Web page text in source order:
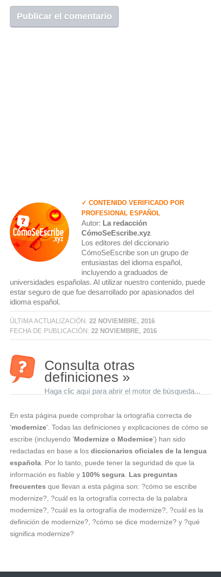
✓ CONTENIDO VERIFICADO POR
PROFESIONAL ESPAÑOL
Autor: La redacción
CómoSeEscribe.xyz
Los editores del diccionario
CómoSeEscribe son un grupo de
entusiastas del idioma español,
incluyendo a graduados de
universidades españolas. Al utilizar nuestro contenido, puede
estar seguro de que fue desarrollado por apasionados del
idioma español.
ÚLTIMA ACTUALIZACIÓN: 22 NOVIEMBRE, 2016
FECHA DE PUBLICACIÓN: 22 NOVIEMBRE, 2016
Consulta otras
definiciones »
Haga clic aquí para abrir el motor de búsqueda...
En esta página puede comprobar la ortografía correcta de
'modernize'. Todas las definiciones y explicaciones de cómo se
escribe (incluyendo 'Modernize o Modernice') han sido
redactadas en base a los diccionarios oficiales de la lengua
española . Por lo tanto, puede tener la seguridad de que la
información es fiable y 100% segura Las preguntas
frecuentes que llevan a esta página son: ?cómo se escribe
modernize?, ?cuál es la ortografía correcta de la palabra
modernize?, ?cuál es la ortografía de modernize?, ?cuál es la
definición de modernize?, ?cómo se dice modernize? y ?qué
significa modernize?